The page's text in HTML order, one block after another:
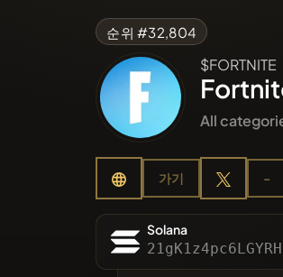
순위 #32,804
$FORTNITE
All
가기 -
Solana